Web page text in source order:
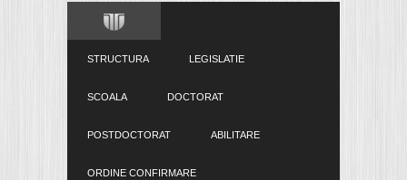
STRUCTURA LEGISLATIE
SCOALA DOCTORAT
POSTDOCTORAT ABILITARE
ORDINE CONFIRMARE